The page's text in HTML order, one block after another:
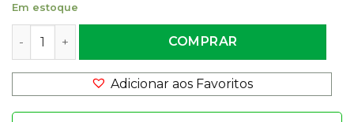
Em estoque
Ração Furadinha Aquamil Biguá - Sabor Beijinho- 120g
COMPRAR
Adicionar aos Favoritos